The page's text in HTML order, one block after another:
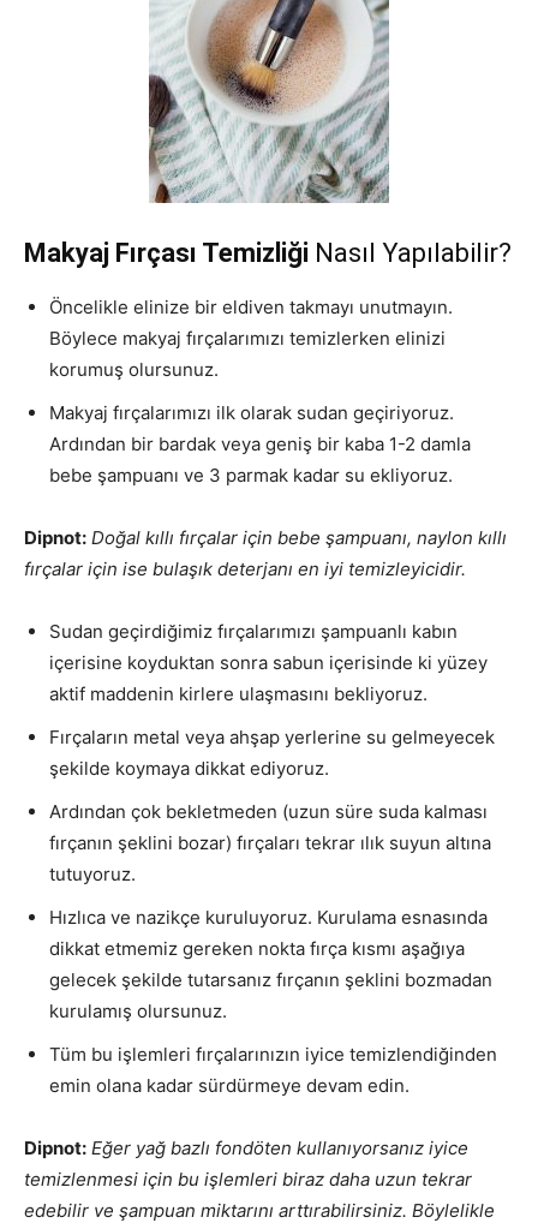
Makyaj Fırçası Temizliği Nasıl Yapılabilir?
Öncelikle elinize bir eldiven takmayı unutmayın.
Böylece makyaj fırçalarımızı temizlerken elinizi
korumuş olursunuz.
Makyaj fırçalarımızı ilk olarak sudan geçiriyoruz.
Ardından bir bardak veya geniş bir kaba 1-2 damla
bebe şampuanı ve 3 parmak kadar su ekliyoruz.
Dipnot: Doğal kıllı fırçalar için bebe şampuanı, naylon kıllı
fırçalar için ise bulaşık deterjanı en iyi temizleyicidir.
Sudan geçirdiğimiz fırçalarımızı şampuanlı kabın
içerisine koyduktan sonra sabun içerisinde ki yüzey
aktif maddenin kirlere ulaşmasını bekliyoruz.
Fırçaların metal veya ahşap yerlerine su gelmeyecek
şekilde koymaya dikkat ediyoruz.
Ardından çok bekletmeden (uzun süre suda kalması
fırçanın şeklini bozar) fırçaları tekrar ılık suyun altına
tutuyoruz.
Hızlıca ve nazikçe kuruluyoruz. Kurulama esnasında
dikkat etmemiz gereken nokta fırça kısmı aşağıya
gelecek şekilde tutarsanız fırçanın şeklini bozmadan
kurulamış olursunuz.
Tüm bu işlemleri fırçalarınızın iyice temizlendiğinden
emin olana kadar sürdürmeye devam edin.
Dipnot: Eğer yağ bazlı fondöten kullanıyorsanız iyice
temizlenmesi için bu işlemleri biraz daha uzun tekrar
edebilir ve şampuan miktarını arttırabilirsiniz. Böylelikle